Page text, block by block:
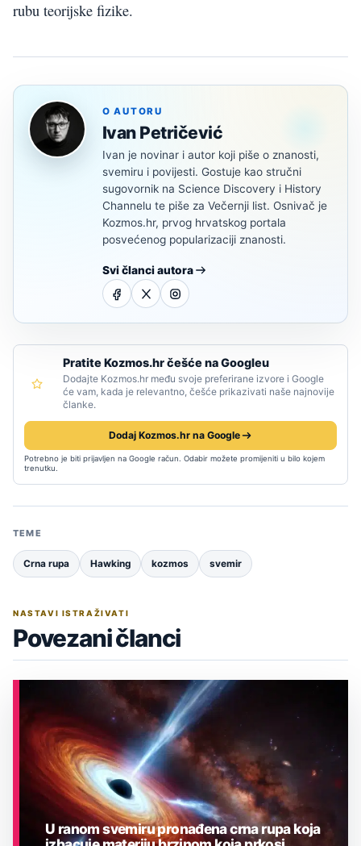
rubu teorijske fizike.
O AUTORU
Ivan Petričević
Ivan je novinar i autor koji piše o znanosti,
svemiru i povijesti. Gostuje kao stručni
sugovornik na Science Discovery i History
Channelu te piše za Večernji list. Osnivač je
Kozmos.hr, prvog hrvatskog portala
posvećenog popularizaciji znanosti.
Svi članci autora
Pratite Kozmos.hr češće na Googleu
Dodajte Kozmos.hr među svoje preferirane izvore i Google
će vam, kada je relevantno, češće prikazivati naše najnovije
članke.
Dodaj Kozmos.hr na Google
Potrebno je biti prijavljen na Google račun. Odabir možete promijeniti u bilo kojem
trenutku.
TEME
Crna rupa Hawking kozmos svemir
NASTAVI ISTRAŽIVATI
Povezani članci
U ranom svemiru pronađena crna rupa koja